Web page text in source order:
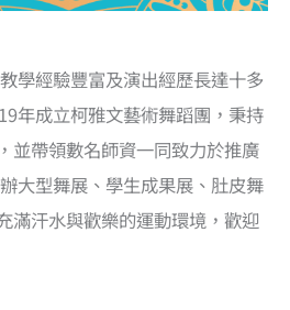
學經驗豐富及演出經歷長達十多
年成立柯雅文藝術舞蹈團，秉持
並帶領數名師資一同致力於推廣
大型舞展、學生成果展、肚皮舞
汗水與歡樂的運動環境，歡迎